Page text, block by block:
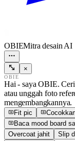
OBIEMitra desain AI
×
OBIE
Hai - saya OBIE.
atau unggah foto
mengembangkannya.
Fit pic
Baca mood board
Overcoat jahit
Slip